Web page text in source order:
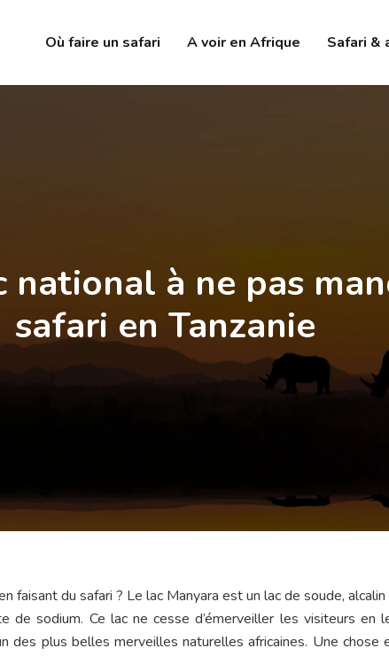
Où faire un safari A voir en Afrique Safari &
national à ne pas
safari en Tanzanie
faisant du safari ? Le lac Manyara est un lac de soude, alcalin
de sodium. Ce lac ne cesse d’émerveiller les visiteurs en
des plus belles merveilles naturelles africaines. Une chose